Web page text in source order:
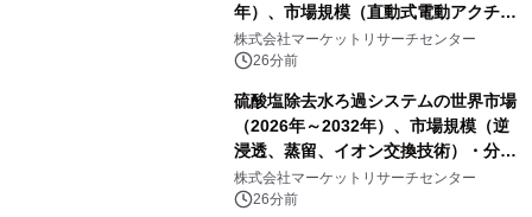
年）、市場規模（直動式電動アクチュ
エータ、回転式電動アクチュエー
タ）・分析レポートを発表
株式会社マーケットリサーチセンター
26分前
硫酸塩除去水ろ過システムの世界市場
（2026年～2032年）、市場規模（逆
浸透、蒸留、イオン交換技術）・分析
レポートを発表
株式会社マーケットリサーチセンター
26分前